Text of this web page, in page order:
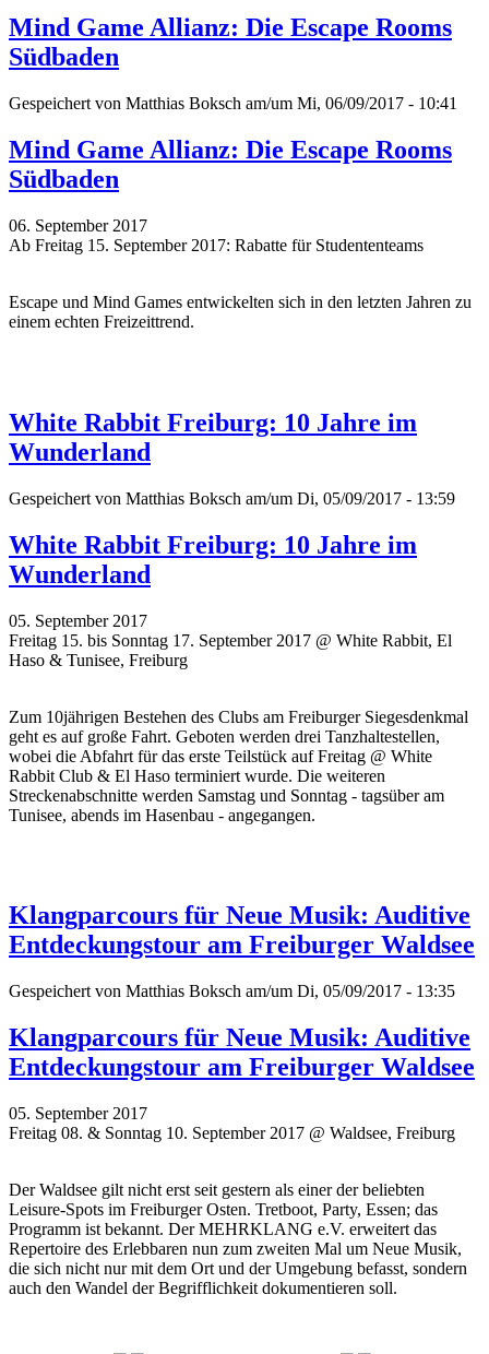
Mind Game Allianz: Die Escape Rooms
Südbaden
Gespeichert von Matthias Boksch am/um Mi, 06/09/2017 - 10:41
Mind Game Allianz: Die Escape Rooms
Südbaden
06. September 2017
Ab Freitag 15. September 2017: Rabatte für Studententeams
Escape und Mind Games entwickelten sich in den letzten Jahren zu
einem echten Freizeittrend.
White Rabbit Freiburg: 10 Jahre im
Wunderland
Gespeichert von Matthias Boksch am/um Di, 05/09/2017 - 13:59
White Rabbit Freiburg: 10 Jahre im
Wunderland
05. September 2017
Freitag 15. bis Sonntag 17. September 2017 @ White Rabbit, El
Haso & Tunisee, Freiburg
Zum 10jährigen Bestehen des Clubs am Freiburger Siegesdenkmal
geht es auf große Fahrt. Geboten werden drei Tanzhaltestellen,
wobei die Abfahrt für das erste Teilstück auf Freitag @ White
Rabbit Club & El Haso terminiert wurde. Die weiteren
Streckenabschnitte werden Samstag und Sonntag - tagsüber am
Tunisee, abends im Hasenbau - angegangen.
Klangparcours für Neue Musik: Auditive
Entdeckungstour am Freiburger Waldsee
Gespeichert von Matthias Boksch am/um Di, 05/09/2017 - 13:35
Klangparcours für Neue Musik: Auditive
Entdeckungstour am Freiburger Waldsee
05. September 2017
Freitag 08. & Sonntag 10. September 2017 @ Waldsee, Freiburg
Der Waldsee gilt nicht erst seit gestern als einer der beliebten
Leisure-Spots im Freiburger Osten. Tretboot, Party, Essen; das
Programm ist bekannt. Der MEHRKLANG e.V. erweitert das
Repertoire des Erlebbaren nun zum zweiten Mal um Neue Musik,
die sich nicht nur mit dem Ort und der Umgebung befasst, sondern
auch den Wandel der Begrifflichkeit dokumentieren soll.